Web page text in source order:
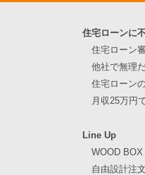
住宅ローンに
住宅ローン
他社で無理
住宅ローン
月収25万円
Line Up
WOOD BOX
自由設計注